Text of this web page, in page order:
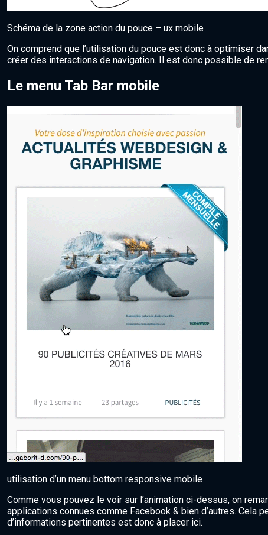
Schéma de la zone action du pouce – ux mobile
On comprend que l’utilisation du pouce est donc à optimiser
créer des interactions de navigation. Il est donc possible de
Le menu Tab Bar mobile
utilisation d’un menu bottom responsive mobile
Comme vous pouvez le voir sur l’animation ci-dessus, on
applications connues comme Facebook & bien d’autres. Cela
d’informations pertinentes est donc à placer ici.